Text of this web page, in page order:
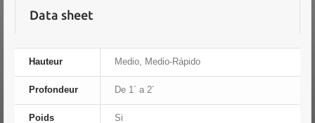
Data sheet
Hauteur Medio, Medio-Rápido
Profondeur De 1´ a 2´
Poids Si